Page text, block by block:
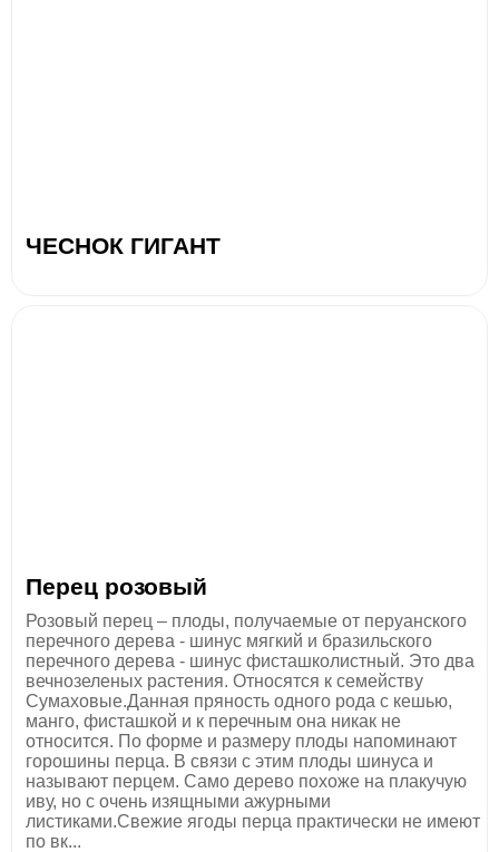
ЧЕСНОК ГИГАНТ
Перец розовый
Розовый перец – плоды, получаемые от перуанского
перечного дерева - шинус мягкий и бразильского
перечного дерева - шинус фисташколистный. Это два
вечнозеленых растения. Относятся к семейству
Сумаховые.Данная пряность одного рода с кешью,
манго, фисташкой и к перечным она никак не
относится. По форме и размеру плоды напоминают
горошины перца. В связи с этим плоды шинуса и
называют перцем. Само дерево похоже на плакучую
иву, но с очень изящными ажурными
листиками.Свежие ягоды перца практически не имеют
по вк...